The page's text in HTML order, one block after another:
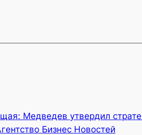
Медведев утвердил
Бизнес Новостей